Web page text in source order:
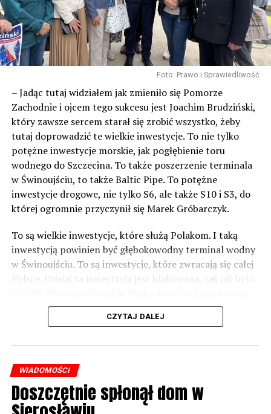
Foto: Prawo i Sprawiedliwość
– Jadąc tutaj widziałem jak zmieniło się Pomorze
Zachodnie i ojcem tego sukcesu jest Joachim Brudziński,
który zawsze sercem starał się zrobić wszystko, żeby
tutaj doprowadzić te wielkie inwestycje. To nie tylko
potężne inwestycje morskie, jak pogłębienie toru
wodnego do Szczecina. To także poszerzenie terminala
w Świnoujściu, to także Baltic Pipe. To potężne
inwestycje drogowe, nie tylko S6, ale także S10 i S3, do
której ogromnie przyczynił się Marek Gróbarczyk.
To są wielkie inwestycje, które służą Polakom. I taką
inwestycją powinien być głębokowodny terminal wodny
w Świnoujściu. To są inwestycje, które zwracają się całej
Polsce. Dzisiaj ta inwestycja jest blokowana, tak jak było
odblokowania CPK.
wykorzystać wspaniały potencjał Zachodniego Pomorza,
o którym śp. Lech Kaczyński powiedział, że jest naszą
racją stanu. Warto zagłosować na kandydatów PiS 9
czerwca, bo w Europarlamencie będą toczyły się
dyskusje, które mają ogromny wpływ na Polskę. Naszą
CZYTAJ DALEJ
WIADOMOŚCI
Doszczętnie spłonął dom w